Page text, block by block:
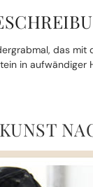
das
in aufwändiger